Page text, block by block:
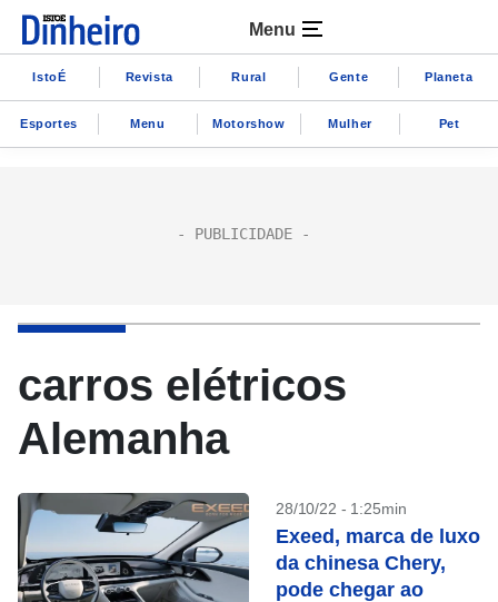
Menu
IstoÉ Revista Rural Gente Planeta
Esportes Menu Motorshow Mulher Pet
carros elétricos
Alemanha
28/10/22 - 1:25min
Exeed, marca de luxo
da chinesa Chery,
pode chegar ao